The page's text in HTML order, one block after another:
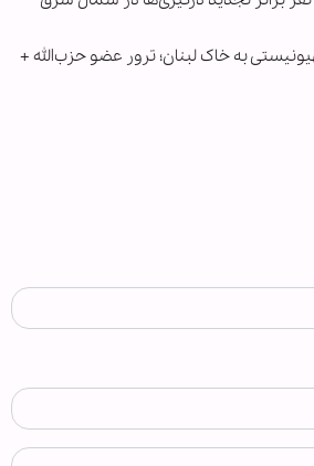
به خاک لبنان؛ ترور عضو حزب‌الله +